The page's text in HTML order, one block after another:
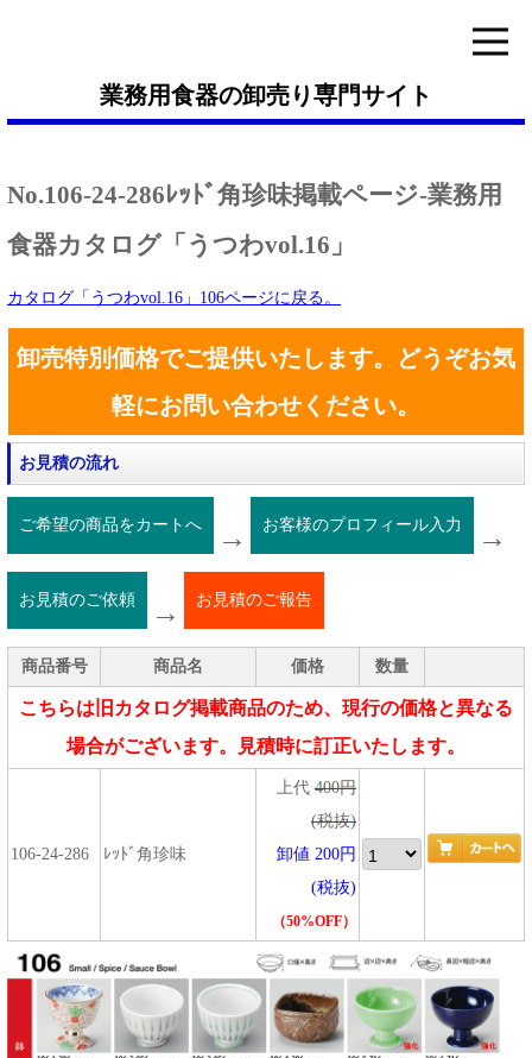
業務用食器の卸売り専門サイト
No.106-24-286ﾚｯﾄﾞ角珍味掲載ページ-業務用
食器カタログ「うつわvol.16」
カタログ「うつわvol.16」106ページに戻る。
卸売特別価格でご提供いたします。どうぞお気
軽にお問い合わせください。
お見積の流れ
ご希望の商品をカートへ → お客様のプロフィール入力 →
お見積のご依頼 → お見積のご報告
商品番号 商品名 価格 数量
こちらは旧カタログ掲載商品のため、現行の価格と異なる
場合がございます。見積時に訂正いたします。
106-24-286 ﾚｯﾄﾞ角珍味
上代 400円
(税抜)
卸値 200円
(税抜)
（50%OFF）